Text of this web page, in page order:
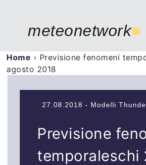
meteonetwork■
Home › Previsione fenomeni
agosto 2018
27.08.2018 - Modelli
Previsione
temporaleschi